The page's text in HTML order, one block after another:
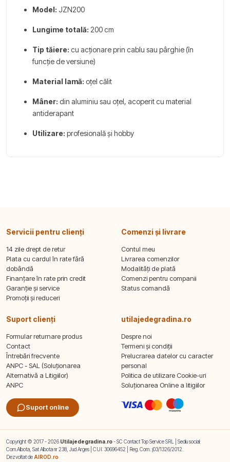
Model: JZN200
Lungime totală: 200 cm
Tip tăiere: cu acționare prin cablu sau pârghie (în
funcție de versiune)
Material lamă: oțel călit
Mâner: din aluminiu sau oțel, acoperit cu material
antiderapant
Utilizare: profesională și hobby
Servicii pentru clienți
14 zile drept de retur
Plata cu cardul în rate fără
dobândă
Finanțare în rate prin credit
Garanție și service
Promoții și reduceri
Comenzi și livrare
Contul meu
Livrarea comenzilor
Modalități de plată
Comenzi pentru companii
Status comandă
Suport clienți
Formular returnare produs
Contact
Întrebări frecvente
ANPC - SAL (Soluționarea
Alternativă a Litigiilor)
ANPC
Suport online
utilajedegradina.ro
Despre noi
Termeni și condiții
Prelucrarea datelor cu caracter
personal
Politica de utilizare Cookie-uri
Soluționarea Online a litigiilor
Copyright © 2017 - 2026 Utilajedegradina.ro- SC Contact Top Service SRL | Sediu social:
Com.Albota, Sat Albota nr 238, Jud Arges | CUI: 30696452 | Reg. Com.: j03/1326/2012.
Dezvoltat de AIROD.ro